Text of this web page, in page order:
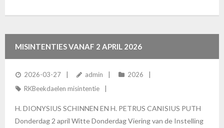
MISINTENTIES VANAF 2 APRIL 2026
2026-03-27 admin
2026
RKBeekdaelen misintentie
H. DIONYSIUS SCHINNEN EN H. PETRUS CANISIUS PUTH
Donderdag 2 april Witte Donderdag Viering van de Instelling